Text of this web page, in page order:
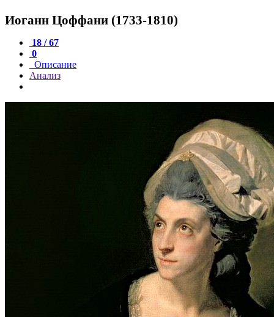
Иоганн Цоффани (1733-1810)
18 / 67
0
Описание
Анализ